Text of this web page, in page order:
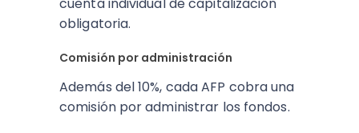
obligatoria.
Comisión por administración
Además del 10%, cada AFP cobra una
comisión por administrar los fondos.